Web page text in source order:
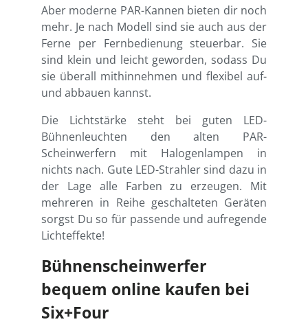
Aber moderne PAR-Kannen bieten dir noch
mehr. Je nach Modell sind sie auch aus der
Ferne per Fernbedienung steuerbar. Sie
sind klein und leicht geworden, sodass Du
sie überall mithinnehmen und flexibel auf-
und abbauen kannst.
Die Lichtstärke steht bei guten LED-
Bühnenleuchten den alten PAR-
Scheinwerfern mit Halogenlampen in
nichts nach. Gute LED-Strahler sind dazu in
der Lage alle Farben zu erzeugen. Mit
mehreren in Reihe geschalteten Geräten
sorgst Du so für passende und aufregende
Lichteffekte!
Bühnenscheinwerfer
bequem online kaufen bei
Six+Four